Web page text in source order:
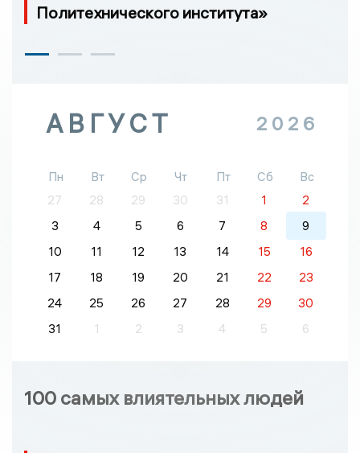
Политехнического института»
АВГУСТ 2026
Пн Вт Ср Чт Пт Сб
Вс
27
28 29 30 31 1
2
3
4 5 6 7 8
9
10
11 12 13 14 15
16
17
18 19 20 21 22
23
24
25 26 27 28 29
30
31
1 2 3 4 5 6
100 самых влиятельных людей